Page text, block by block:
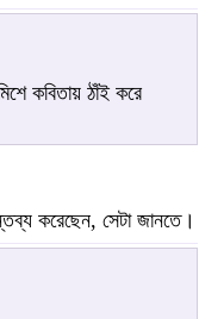
কবিতায় ঠাঁই করে
করেছেন, সেটা জানতে।